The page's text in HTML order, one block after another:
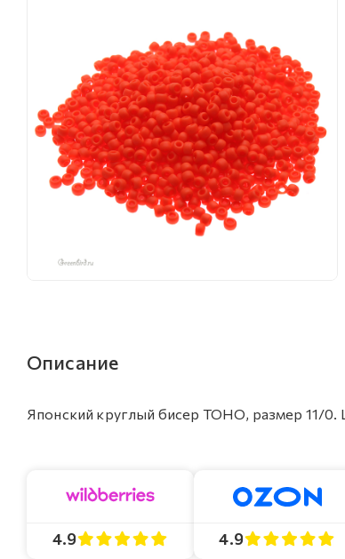
Описание
Японский круглый бисер TOHO, размер 11/
4.9 4.9